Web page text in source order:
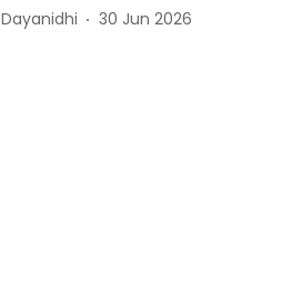
Dayanidhi 30 Jun 2026